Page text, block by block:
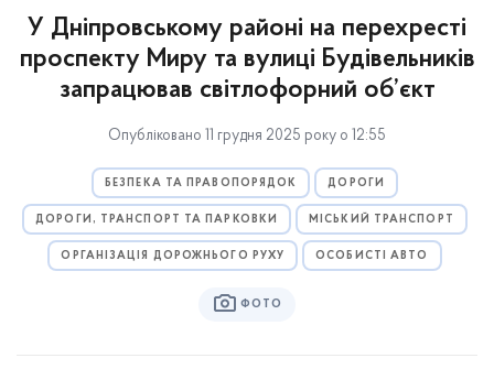
У Дніпровському районі на перехресті
проспекту Миру та вулиці Будівельників
запрацював світлофорний об’єкт
Опубліковано 11 грудня 2025 року о 12:55
БЕЗПЕКА ТА ПРАВОПОРЯДОК ДОРОГИ
ДОРОГИ, ТРАНСПОРТ ТА ПАРКОВКИ МІСЬКИЙ ТРАНСПОРТ
ОРГАНІЗАЦІЯ ДОРОЖНЬОГО РУХУ ОСОБИСТІ АВТО
ФОТО